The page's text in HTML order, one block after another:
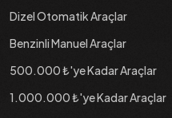
Dizel Otomatik Araçlar
Benzinli Manuel Araçlar
500.000 ₺'ye Kadar Araçlar
1.000.000 ₺'ye Kadar Araçlar